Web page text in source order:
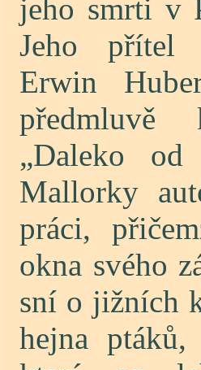
jeho smrti v
Jeho přítel
Erwin
„Daleko od
Mallorky
práci,
okna svého
sní o jižních
hejna